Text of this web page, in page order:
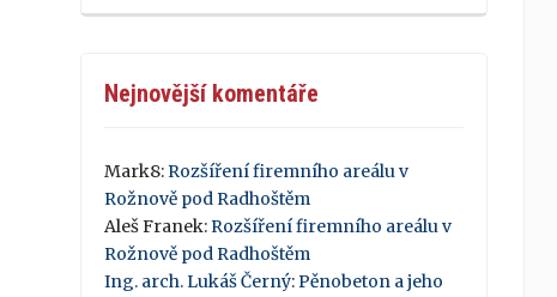
Nejnovější komentáře
Mark8:Rozšíření firemního areálu v
Rožnově pod Radhoštěm
Aleš Franek:Rozšíření firemního areálu v
Rožnově pod Radhoštěm
Ing. arch. Lukáš Černý:Pěnobeton a jeho